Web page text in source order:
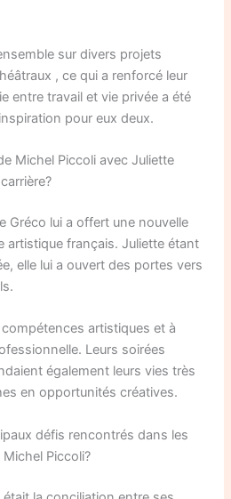
sur divers projets
, ce qui a renforcé leur
entre travail et vie privée a été
pour eux deux.
Michel Piccoli avec Juliette
Gréco lui a offert une nouvelle
artistique français. Juliette étant
elle lui a ouvert des portes vers
compétences artistiques et à
Leurs soirées
également leurs vies très
en opportunités créatives.
défis rencontrés dans les
Piccoli?